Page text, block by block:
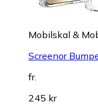
Mobilskal &
Screenor
fr.
245 kr